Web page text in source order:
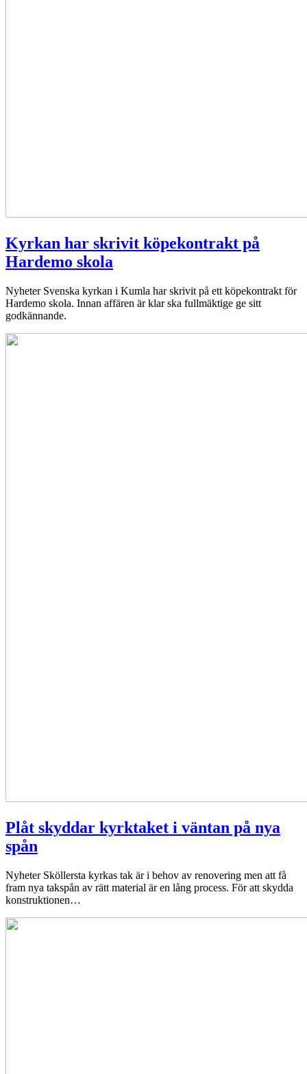
Kyrkan har skrivit köpekontrakt på
Hardemo skola
Nyheter Svenska kyrkan i Kumla har skrivit på ett köpekontrakt för
Hardemo skola. Innan affären är klar ska fullmäktige ge sitt
godkännande.
Plåt skyddar kyrktaket i väntan på nya
spån
Nyheter Sköllersta kyrkas tak är i behov av renovering men att få
fram nya takspån av rätt material är en lång process. För att skydda
konstruktionen…